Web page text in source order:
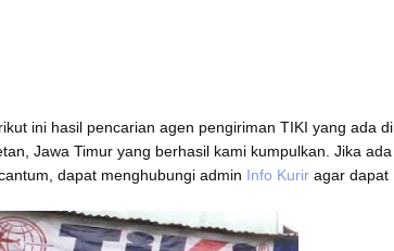
ini hasil pencarian agen pengiriman TIKI yang ada di
Jawa Timur yang berhasil kami kumpulkan. Jika ada
dapat menghubungi admin Info Kurir agar dapat